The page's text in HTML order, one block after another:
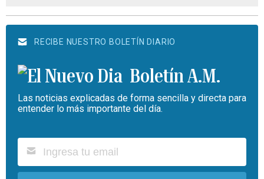
RECIBE NUESTRO BOLETÍN DIARIO
Boletín A.M.
Las noticias explicadas de forma sencilla y directa para
entender lo más importante del día.